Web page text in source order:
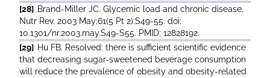
[28] Brand-Miller JC. Glycemic load and chronic disease.
Nutr Rev. 2003 May;61(5 Pt 2):S49-55. doi:
10.1301/nr.2003.may.S49-S55. PMID: 12828192.
[29] Hu FB. Resolved: there is sufficient scientific evidence
that decreasing sugar-sweetened beverage consumption
will reduce the prevalence of obesity and obesity-related